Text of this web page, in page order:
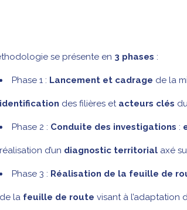
se présente en 3 phases :
Phase 1 : Lancement et cadrage de la
identification des filières et acteurs clés
Phase 2 : Conduite des investigations :
réalisation d’un diagnostic territorial axé
Phase 3 : Réalisation de la feuille de
de la feuille de route visant à l’adaptation